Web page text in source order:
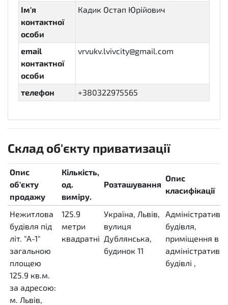
Ім'я
контактної
особи
Кадик Остап Юрійович
email
контактної
особи
vrvukv.lvivcity@gmail.com
телефон +380322975565
Склад об'єкту приватизації
Опис
об'єкту
продажу
Кількість,
од.
виміру.
Розташування
Опис
класифікації
Нежитлова
будівля під
літ. "А-1"
загальною
площею
125.9 кв.м.
за адресою:
м. Львів,
125.9
метри
квадратні
Україна, Львів,
вулиця
Дублянська,
будинок 11
будівля,
приміщення в
будівлі ,